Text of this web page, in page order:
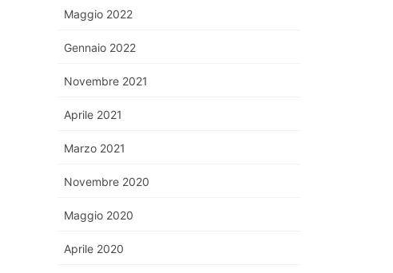
Maggio 2022
Gennaio 2022
Novembre 2021
Aprile 2021
Marzo 2021
Novembre 2020
Maggio 2020
Aprile 2020